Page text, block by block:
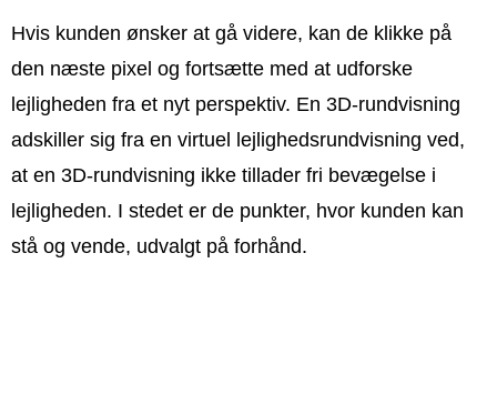
Hvis kunden ønsker at gå videre, kan de klikke på
den næste pixel og fortsætte med at udforske
lejligheden fra et nyt perspektiv. En 3D-rundvisning
adskiller sig fra en virtuel lejlighedsrundvisning ved,
at en 3D-rundvisning ikke tillader fri bevægelse i
lejligheden. I stedet er de punkter, hvor kunden kan
stå og vende, udvalgt på forhånd.